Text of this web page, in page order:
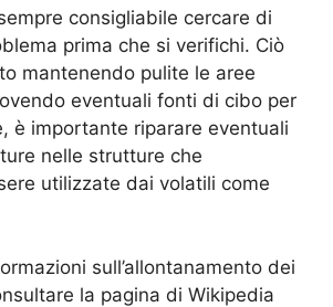
consigliabile cercare di
prima che si verifichi. Ciò
mantenendo pulite le aree
eventuali fonti di cibo per
è importante riparare eventuali
nelle strutture che
utilizzate dai volatili come
sull’allontanamento dei
la pagina di Wikipedia